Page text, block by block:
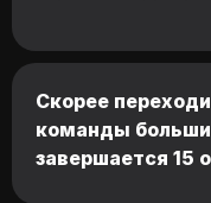
Скорее
команды
завершается 15